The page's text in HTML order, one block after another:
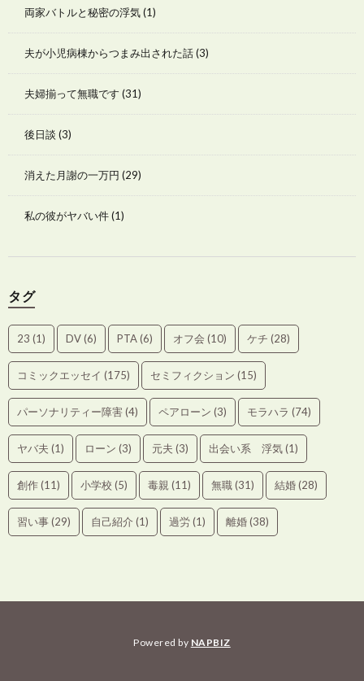
両家バトルと秘密の浮気(1)
夫が小児病棟からつまみ出された話(3)
夫婦揃って無職です (31)
後日談 (3)
消えた月謝の一万円 (29)
私の彼がヤバい件(1)
タグ
23 (1) DV(6) PTA(6) オフ会 (10) ケチ (28)
コミックエッセイ (175) セミフィクション (15)
パーソナリティー障害(4) ペアローン (3) モラハラ (74)
ヤバ夫 (1) ローン (3) 元夫 (3) 出会い系 浮気(1)
創作(11) 小学校 (5) 毒親 (11) 無職(31) 結婚(28)
習い事(29) 自己紹介 (1) 過労(1) 離婚(38)
Powered by NAPBIZ